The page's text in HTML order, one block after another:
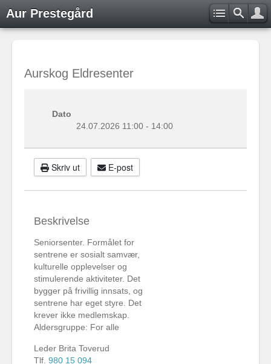
Aur Prestegård
Aurskog Eldresenter
Dato
24.07.2026 11:00 - 14:00
Skriv ut E-post
Beskrivelse
Seniorsenter. Formålet for
sentrene er sosialt samvær,
kulturelle opplevelser og
stimulerende aktiviteter. Det
bygger på frivillig innsats, og
sentrene har eget styre. Det
krever ikke medlemskap.
Aldersgruppe: For alle
Leder Brita Toverud
Tlf. 980 15 094